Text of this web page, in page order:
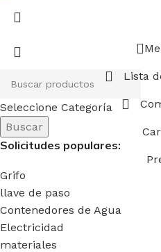
Seleccione Categoría
Buscar
Solicitudes populares:
Grifo
llave de paso
Contenedores de Agua
Electricidad
materiales
Lista